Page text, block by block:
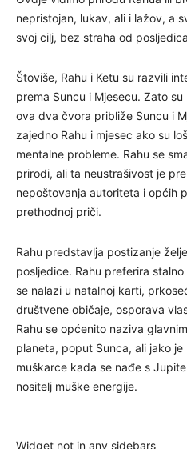
nepristojan, lukav, ali i lažov, a
svoj cilj, bez straha od
Štoviše, Rahu i Ketu su razvili
prema Suncu i Mjesecu. Zato
ova dva čvora približe Suncu i
zajedno Rahu i mjesec ako su
mentalne probleme. Rahu se
prirodi, ali ta neustrašivost je
nepoštovanja autoriteta i općih
prethodnoj priči.
Rahu predstavlja postizanje
posljedice. Rahu preferira
se nalazi u natalnoj karti,
društvene običaje, osporava
Rahu se općenito naziva
planeta, poput Sunca, ali jako
muškarce kada se nađe s
nositelj muške energije.
Widget not in any sidebars